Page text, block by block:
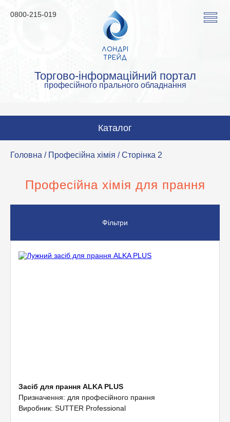
Торгово-інформаційний портал
професійного прального обладнання
0800-215-019
Каталог
Пральні машини
Прасувальні машини
Допоміжне обладнання
Головна / Професійна хімія / Сторінка 2
Професійна хімія для прання
Фільтри
Засіб для прання ALKA PLUS
Призначення: для професійного прання
Виробник: SUTTER Professional